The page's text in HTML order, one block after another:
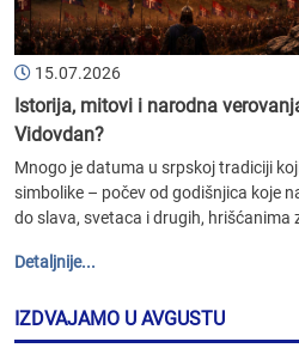
15.07.2026
Istorija, mitovi i narodna
Vidovdan?
Mnogo je datuma u srpskoj tradiciji
simbolike – počev od godišnjica koje
do slava, svetaca i drugih, hrišćanima
Detaljnije...
IZDVAJAMO U AVGUSTU